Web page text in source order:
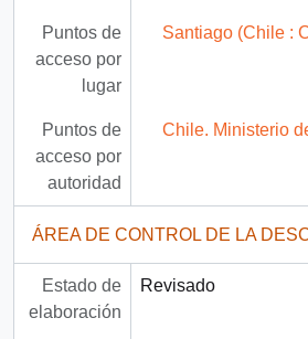
Puntos de
acceso por
lugar
Santiago (Chile :
Puntos de
acceso por
autoridad
Chile. Ministerio
ÁREA DE CONTROL DE LA
Estado de
elaboración
Revisado